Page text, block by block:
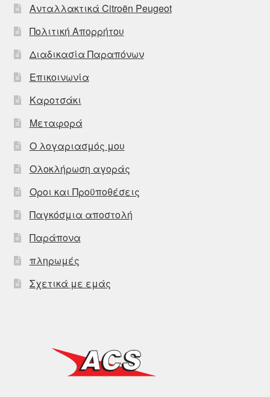
Ανταλλακτικά Citroën Peugeot
Πολιτική Απορρήτου
Διαδικασία Παραπόνων
Επικοινωνία
Καροτσάκι
Μεταφορά
Ο λογαριασμός μου
Ολοκλήρωση αγοράς
Οροι και Προϋποθέσεις
Παγκόσμια αποστολή
Παράπονα
πληρωμές
Σχετικά με εμάς